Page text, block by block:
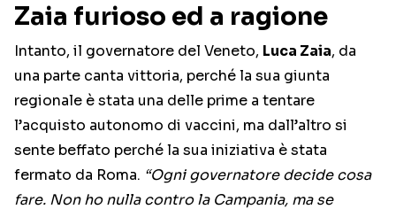
Zaia furioso ed a ragione
Intanto, il governatore del Veneto, Luca Zaia, da
una parte canta vittoria, perché la sua giunta
regionale è stata una delle prime a tentare
l’acquisto autonomo di vaccini, ma dall’altro si
sente beffato perché la sua iniziativa è stata
fermato da Roma. “Ogni governatore decide cosa
fare. Non ho nulla contro la Campania, ma se